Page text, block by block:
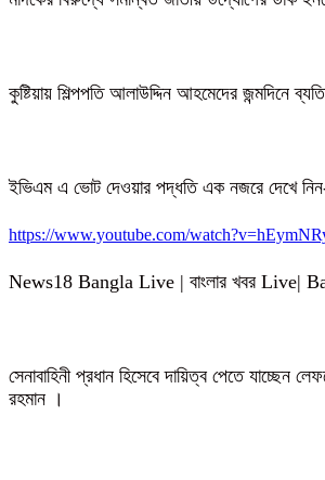
কুষ্টিয়ায় শিল্পপতি আলাউদ্দিন আহমেদের জন্মদিনে
ইভিএম এ ভোট দেওয়ার পদ্ধতি এক নজরে দেখে
https://www.youtube.com/
News18 Bangla Live | বাংলার খবর Live|
সেনাবাহিনী প্রধান হিসেবে দায়িত্ব পেতে যাচ্ছেন
রহমান ।